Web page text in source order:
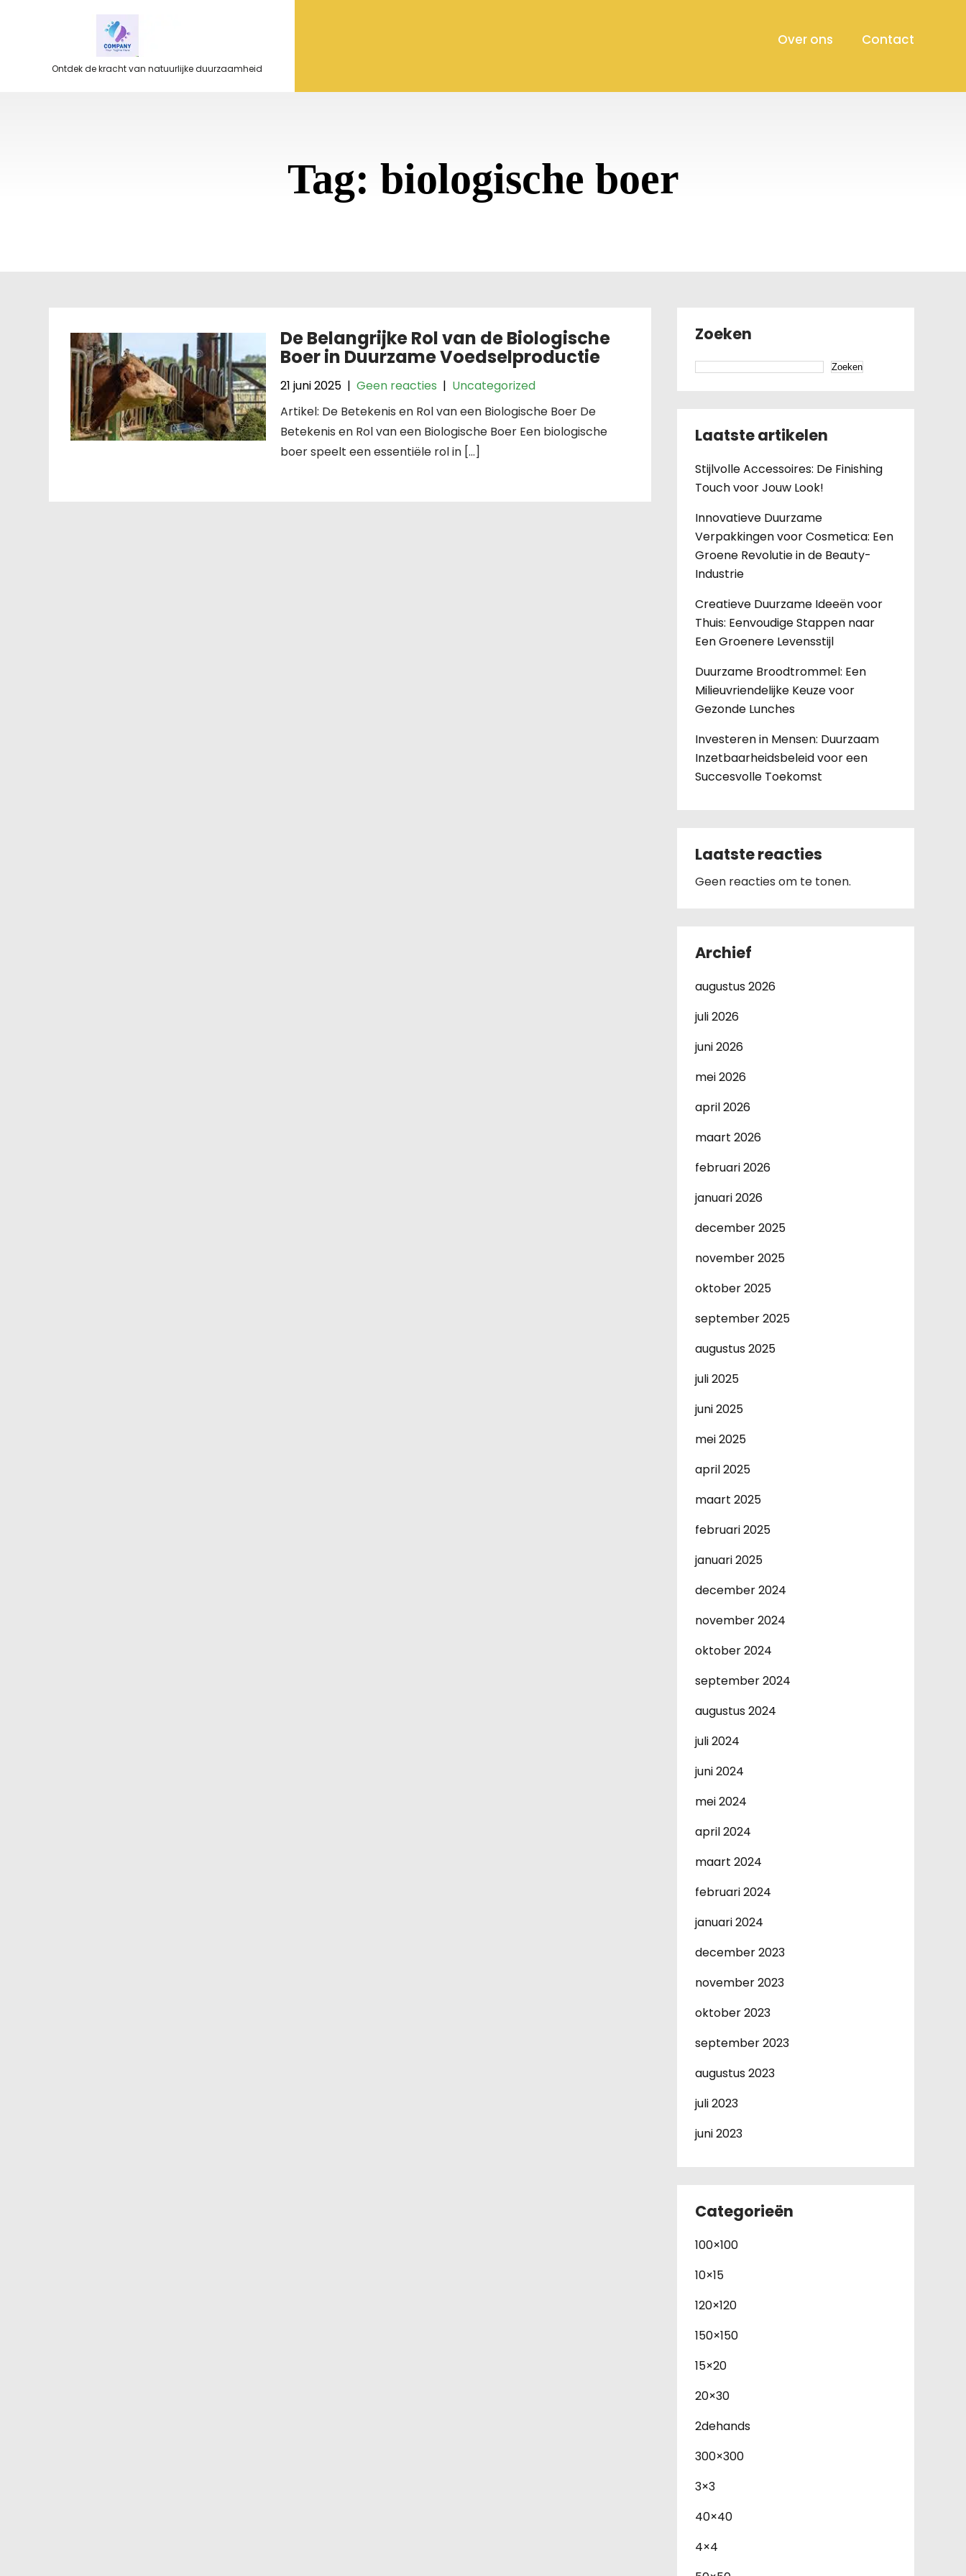
Ontdek de kracht van natuurlijke duurzaamheid
Over ons Contact
Tag: biologische boer
De Belangrijke Rol van de Biologische
Boer in Duurzame Voedselproductie
21 juni 2025 |Geen reacties | Uncategorized
Artikel: De Betekenis en Rol van een Biologische Boer De
Betekenis en Rol van een Biologische Boer Een biologische
boer speelt een essentiële rol in […]
Zoeken
Zoeken
Laatste artikelen
Stijlvolle Accessoires: De Finishing
Touch voor Jouw Look!
Innovatieve Duurzame
Verpakkingen voor Cosmetica: Een
Groene Revolutie in de Beauty-
Industrie
Creatieve Duurzame Ideeën voor
Thuis: Eenvoudige Stappen naar
Een Groenere Levensstijl
Duurzame Broodtrommel: Een
Milieuvriendelijke Keuze voor
Gezonde Lunches
Investeren in Mensen: Duurzaam
Inzetbaarheidsbeleid voor een
Succesvolle Toekomst
Laatste reacties
Geen reacties om te tonen.
Archief
augustus 2026
juli 2026
juni 2026
mei 2026
april 2026
maart 2026
februari 2026
januari 2026
december 2025
november 2025
oktober 2025
september 2025
augustus 2025
juli 2025
juni 2025
mei 2025
april 2025
maart 2025
februari 2025
januari 2025
december 2024
november 2024
oktober 2024
september 2024
augustus 2024
juli 2024
juni 2024
mei 2024
april 2024
maart 2024
februari 2024
januari 2024
december 2023
november 2023
oktober 2023
september 2023
augustus 2023
juli 2023
juni 2023
Categorieën
100×100
10×15
120×120
150×150
15×20
20×30
2dehands
300×300
3×3
40×40
4×4